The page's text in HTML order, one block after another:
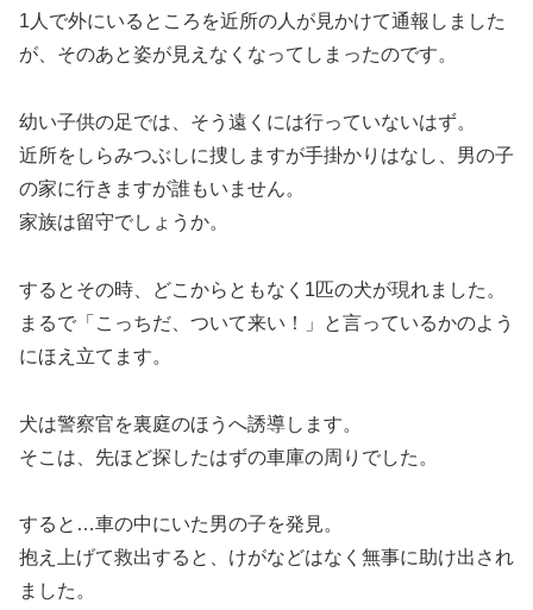
1人で外にいるところを近所の人が見かけて通報しました
が、そのあと姿が見えなくなってしまったのです。
幼い子供の足では、そう遠くには行っていないはず。
近所をしらみつぶしに捜しますが手掛かりはなし、男の子
の家に行きますが誰もいません。
家族は留守でしょうか。
するとその時、どこからともなく1匹の犬が現れました。
まるで「こっちだ、ついて来い！」と言っているかのよう
にほえ立てます。
犬は警察官を裏庭のほうへ誘導します。
そこは、先ほど探したはずの車庫の周りでした。
すると…車の中にいた男の子を発見。
抱え上げて救出すると、けがなどはなく無事に助け出され
ました。